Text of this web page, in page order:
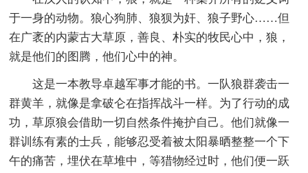
于一身的动物。狼心狗肺、狼狈为奸、狼子野心……但
在广袤的内蒙古大草原，善良、朴实的牧民心中，狼，
就是他们的图腾，他们心中的神。
这是一本教导卓越军事才能的书。一队狼群袭击一
群黄羊，就像是拿破仑在指挥战斗一样。为了行动的成
功，草原狼会借助一切自然条件掩护自己。他们就像一
群训练有素的士兵，能够忍受着被太阳暴晒整整一个下
午的痛苦，埋伏在草堆中，等猎物经过时，他们便一跃